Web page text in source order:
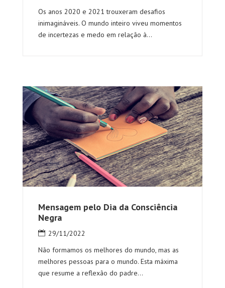
Os anos 2020 e 2021 trouxeram desafios
inimagináveis. O mundo inteiro viveu momentos
de incertezas e medo em relação à...
Mensagem pelo Dia da Consciência
Negra
29/11/2022
Não formamos os melhores do mundo, mas as
melhores pessoas para o mundo. Esta máxima
que resume a reflexão do padre...